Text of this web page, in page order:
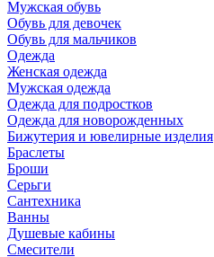
Мужская обувь
Обувь для девочек
Обувь для мальчиков
Одежда
Женская одежда
Мужская одежда
Одежда для подростков
Одежда для новорожденных
Бижутерия и ювелирные изделия
Браслеты
Броши
Серьги
Сантехника
Ванны
Душевые кабины
Смесители